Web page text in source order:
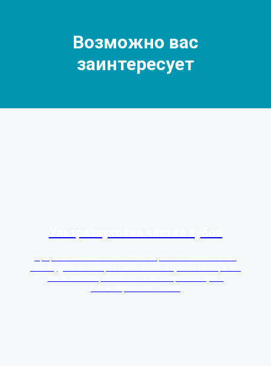
Возможно вас
заинтересует